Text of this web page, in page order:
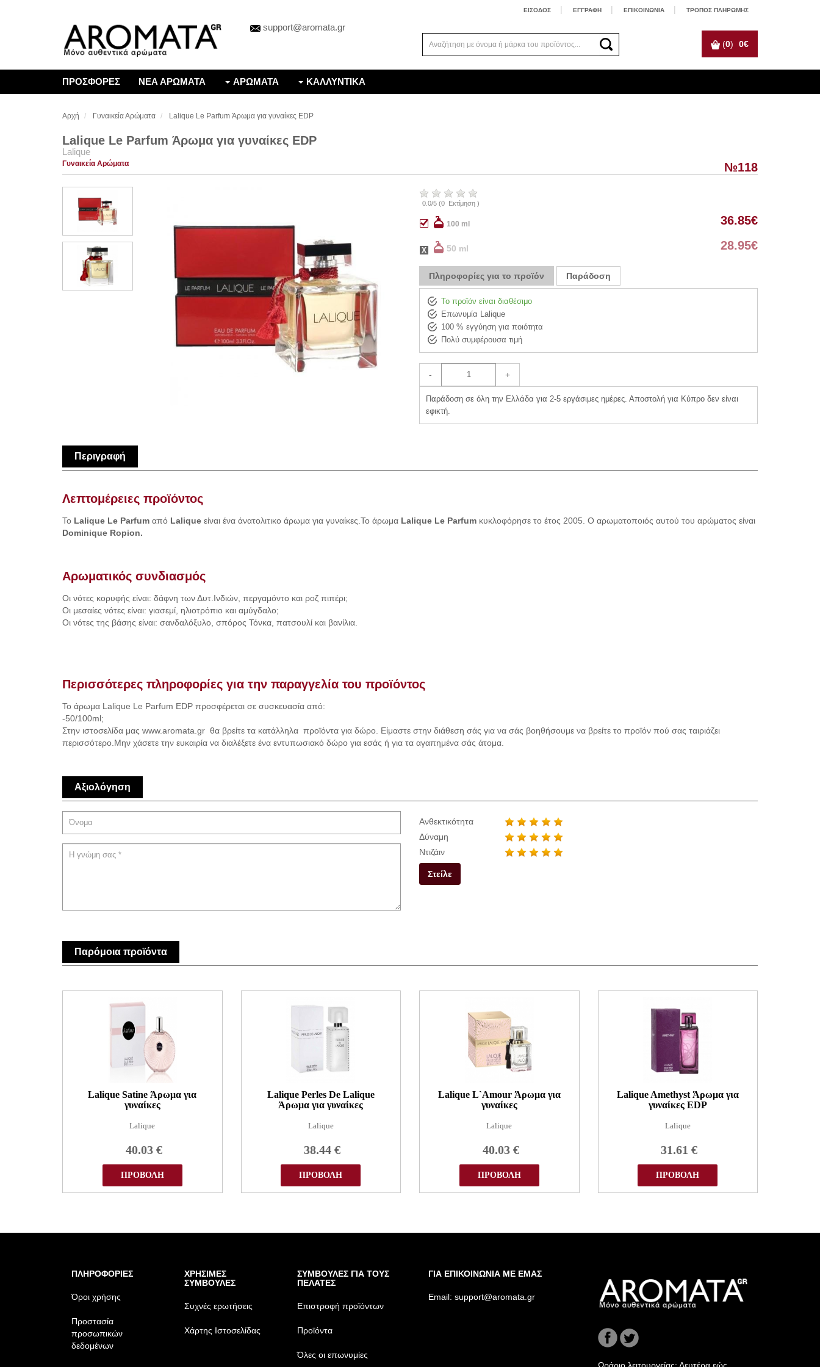
ΕΙΣΟΔΟΣ ΕΓΓΡΑΦΗ ΕΠΙΚΟΙΝΩΝΙΑ ΤΡΟΠΟΣ ΠΛΗΡΩΜΗΣ
support@aromata.gr
(0) 0€
ΠΡΟΣΦΟΡΕΣ ΝΕΑ ΑΡΩΜΑΤΑ ΑΡΩΜΑΤΑ ΚΑΛΛΥΝΤΙΚΑ
Αρχή Γυναικεία Αρώματα Lalique Le Parfum Άρωμα για γυναίκες EDP
Lalique Le Parfum Άρωμα για γυναίκες EDP
Lalique
Γυναικεία Αρώματα №118
0.0/5 (0 Εκτίμηση )
100 ml 36.85€
50 ml 28.95€
Πληροφορίες για το προϊόν Παράδοση
Το προϊόν είναι διαθέσιμο
Επωνυμία Lalique
100 % εγγύηση για ποιότητα
Πολύ συμφέρουσα τιμή
- +
Παράδοση σε όλη την Ελλάδα για 2-5 εργάσιμες ημέρες. Αποστολή για Κύπρο δεν είναι
εφικτή.
Περιγραφή
Λεπτομέρειες προϊόντος
Το Lalique Le Parfum από Lalique είναι ένα άνατολιτικο άρωμα για γυναίκες.Το άρωμα Lalique Le Parfum κυκλοφόρησε το έτος 2005. Ο αρωματοποιός αυτού του αρώματος είναι
Dominique Ropion.
Αρωματικός συνδιασμός
Οι νότες κορυφής είναι: δάφνη των Δυτ.Ινδιών, περγαμόντο και ροζ πιπέρι;
Oι μεσαίες νότες είναι: γιασεμί, ηλιοτρόπιο και αμύγδαλο;
Oι νότες της βάσης είναι: σανδαλόξυλο, σπόρος Τόνκα, πατσουλί και βανίλια.
Περισσότερες πληροφορίες για την παραγγελία του προϊόντος
To άρωμα Lalique Le Parfum EDP προσφέρεται σε συσκευασία από:
-50/100ml;
Στην ιστοσελίδα μας www.aromata.gr θα βρείτε τα κατάλληλα προϊόντα για δώρο. Είμαστε στην διάθεση σάς για να σάς βοηθήσουμε να βρείτε το προϊόν πού σας ταιριάζει
περισσότερο.Μην χάσετε την ευκαιρία να διαλέξετε ένα εντυπωσιακό δώρο για εσάς ή για τα αγαπημένα σάς άτομα.
Αξιολόγηση
Ανθεκτικότητα
Δύναμη
Ντιζάιν
Στείλε
Παρόμοια προϊόντα
Lalique Satine Άρωμα για
γυναίκες
Lalique
40.03 €
ΠΡΟΒΟΛΗ
Lalique Perles De Lalique
Άρωμα για γυναίκες
Lalique
38.44 €
ΠΡΟΒΟΛΗ
Lalique L`Amour Άρωμα για
γυναίκες
Lalique
40.03 €
ΠΡΟΒΟΛΗ
Lalique Amethyst Άρωμα για
γυναίκες EDP
Lalique
31.61 €
ΠΡΟΒΟΛΗ
ΠΛΗΡΟΦΟΡΙΕΣ
Όροι χρήσης
Προστασία
προσωπικών
δεδομένων
ΧΡΗΣΙΜΕΣ
ΣΥΜΒΟΥΛΕΣ
Συχνές ερωτήσεις
Χάρτης Ιστοσελίδας
ΣΥΜΒΟΥΛΕΣ ΓΙΑ ΤΟΥΣ
ΠΕΛΑΤΕΣ
Επιστροφή προϊόντων
Προϊόντα
Όλες οι επωνυμίες
ΓΙΑ ΕΠΙΚΟΙΝΩΝΙΑ ΜΕ ΕΜΑΣ
Email: support@aromata.gr